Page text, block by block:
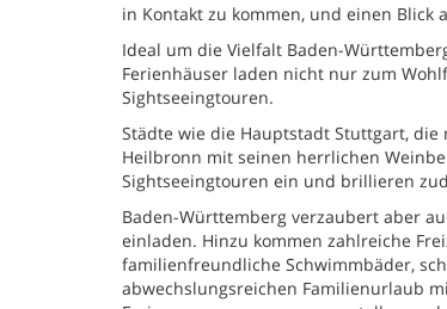
in Kontakt zu kommen, und einen
Ideal um die Vielfalt Baden-
Ferienhäuser laden nicht nur zum
Sightseeingtouren.
Städte wie die Hauptstadt Stuttgart,
Heilbronn mit seinen herrlichen
Sightseeingtouren ein und brillieren
Baden-Württemberg verzaubert aber
einladen. Hinzu kommen zahlreiche
familienfreundliche Schwimmbäder,
abwechslungsreichen Familienurlaub